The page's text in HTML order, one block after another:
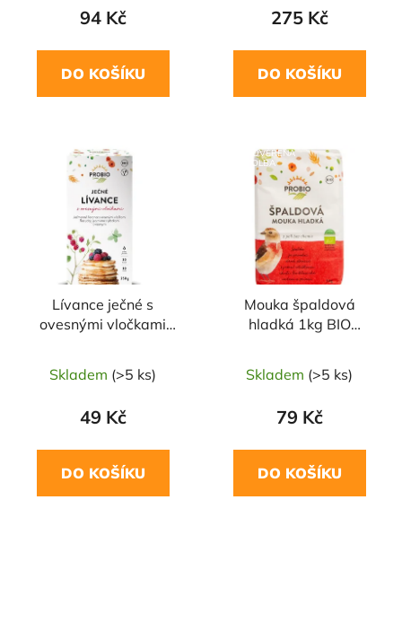
94 Kč
DO KOŠÍKU
275 Kč
DO KOŠÍKU
Lívance ječné s
ovesnými vločkami
Skladem (>5 ks)
49 Kč
DO KOŠÍKU
NAŠE OVĚŘENÁ
VOLBA
Mouka špaldová
hladká 1kg BIO
Skladem (>5 ks)
79 Kč
DO KOŠÍKU